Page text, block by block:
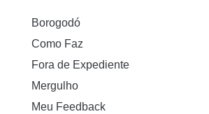
Borogodó
Como Faz
Fora de Expediente
Mergulho
Meu Feedback